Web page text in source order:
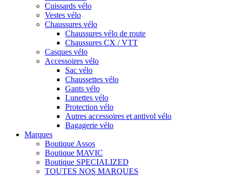
Cuissards vélo
Vestes vélo
Chaussures vélo
Chaussures vélo de route
Chaussures CX / VTT
Casques vélo
Accessoires vélo
Sac vélo
Chaussettes vélo
Gants vélo
Lunettes vélo
Protection vélo
Autres accessoires et antivol vélo
Bagagerie vélo
Marques
Boutique Assos
Boutique MAVIC
Boutique SPECIALIZED
TOUTES NOS MARQUES